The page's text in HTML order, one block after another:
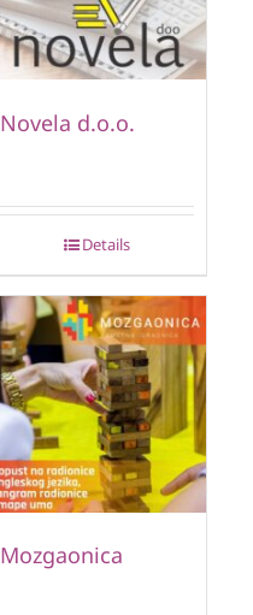
Novela d.o.o.
Details
Mozgaonica